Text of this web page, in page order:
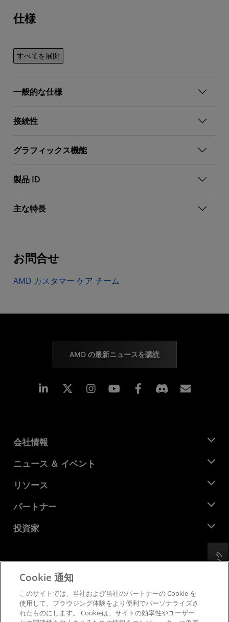
仕様
すべてを展開
一般的な仕様
接続性
グラフィックス機能
製品 ID
主な特長
お問合せ
AMD カスタマー ケア チーム
フィードバック
AMD の最新ニュースを購読
Linkedin Instagram Facebook
会社情報
AMD について
企業責任
キャリア
お問い合わせ
ニュース ＆ イベント
ニュースルーム
メディア ライブラリ
リソース
デベロッパー セントラル
ケース スタディ
パートナー
AMD パートナー ハブ
投資家
財務情報
取締役会
SEC 提出書類
プライバシー
商標
サプライ チェーンの透明性
Cookie 通知
このサイトでは、当社および当社のパートナーの Cookie を
使用して、ブラウジング体験をより便利でパーソナライズさ
れたものにします。 Cookieは、サイトの効率性やユーザー